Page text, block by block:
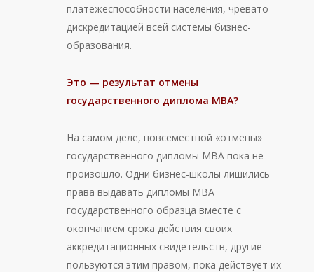
платежеспособности населения, чревато
дискредитацией всей системы бизнес-
образования.
Это — результат отмены
государственного диплома MBA?
На самом деле, повсеместной «отмены»
государственного дипломы МВА пока не
произошло. Одни бизнес-школы лишились
права выдавать дипломы МВА
государственного образца вместе с
окончанием срока действия своих
аккредитационных свидетельств, другие
пользуются этим правом, пока действует их